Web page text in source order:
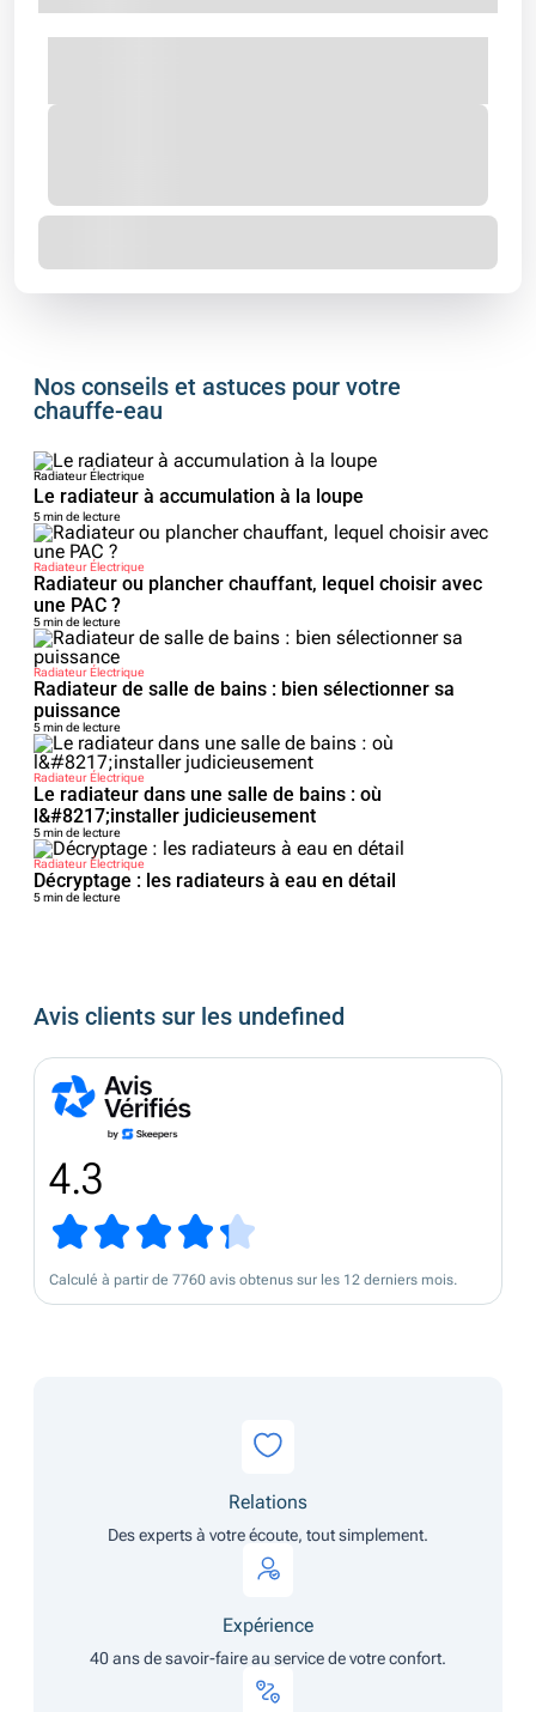
Nos conseils et astuces pour votre
chauffe-eau
Radiateur Électrique
Le radiateur à accumulation à la loupe
5 min de lecture
Radiateur Électrique
Radiateur ou plancher chauffant, lequel choisir avec
une PAC ?
5 min de lecture
Radiateur Électrique
Radiateur de salle de bains : bien sélectionner sa
puissance
5 min de lecture
Radiateur Électrique
Le radiateur dans une salle de bains : où
l&#8217;installer judicieusement
5 min de lecture
Radiateur Électrique
Décryptage : les radiateurs à eau en détail
5 min de lecture
Avis clients sur les undefined
4.3
Calculé à partir de 7760 avis obtenus sur les 12 derniers mois.
Relations
Des experts à votre écoute, tout simplement.
Expérience
40 ans de savoir-faire au service de votre confort.